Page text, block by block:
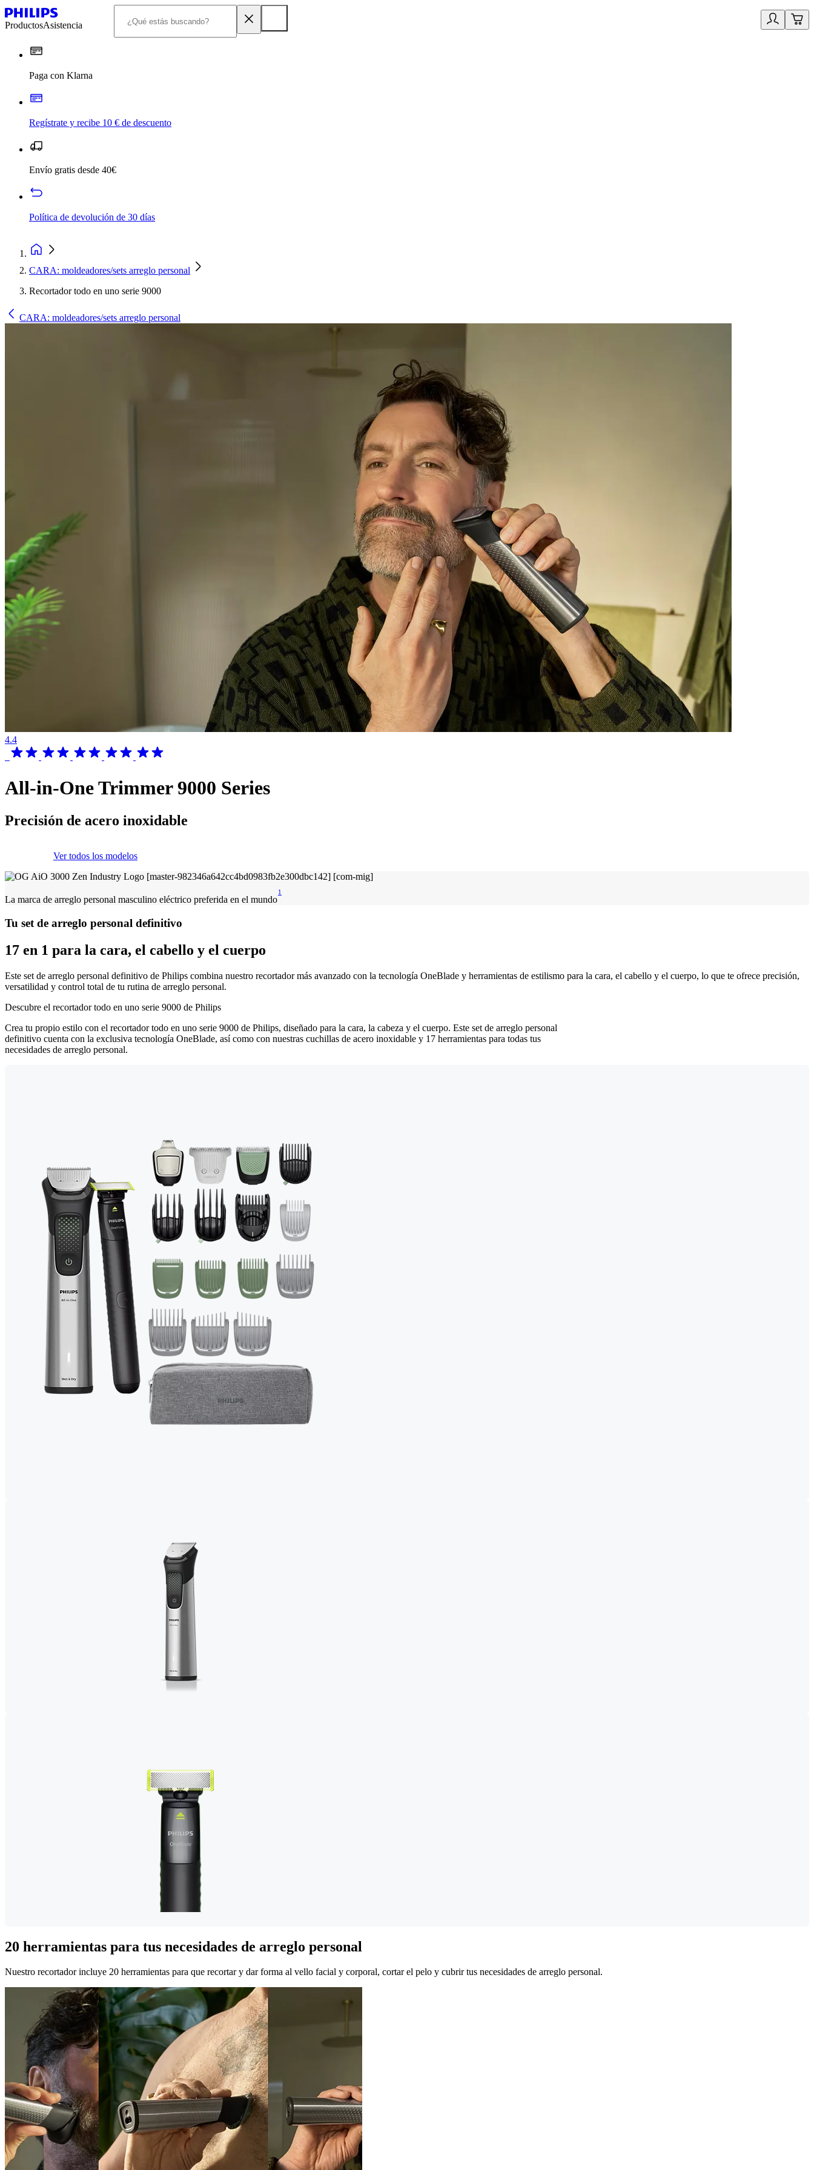
ProductosAsistencia
Paga con Klarna
Regístrate y recibe 10 € de descuento
Envío gratis desde 40€
Política de devolución de 30 días
CARA: moldeadores/sets arreglo personal
Recortador todo en uno serie 9000
CARA: moldeadores/sets arreglo personal
4.4
All-in-One Trimmer 9000 Series
Precisión de acero inoxidable
Ver todos los modelos
La marca de arreglo personal masculino eléctrico preferida en el mundo
1
Tu set de arreglo personal definitivo
17 en 1 para la cara, el cabello y el cuerpo
Este set de arreglo personal definitivo de Philips combina nuestro recortador más avanzado con la tecnología OneBlade y herramientas de estilismo para la cara, el cabello y el cuerpo, lo que te ofrece precisión,
versatilidad y control total de tu rutina de arreglo personal.
Descubre el recortador todo en uno serie 9000 de Philips
Crea tu propio estilo con el recortador todo en uno serie 9000 de Philips, diseñado para la cara, la cabeza y el cuerpo. Este set de arreglo personal
definitivo cuenta con la exclusiva tecnología OneBlade, así como con nuestras cuchillas de acero inoxidable y 17 herramientas para todas tus
necesidades de arreglo personal.
20 herramientas para tus necesidades de arreglo personal
Nuestro recortador incluye 20 herramientas para que recortar y dar forma al vello facial y corporal, cortar el pelo y cubrir tus necesidades de arreglo personal.